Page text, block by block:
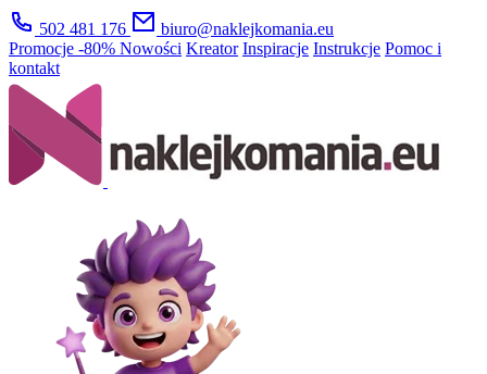
502 481 176
biuro@naklejkomania.eu
Promocje -80% Nowości Kreator Inspiracje Instrukcje Pomoc i
kontakt